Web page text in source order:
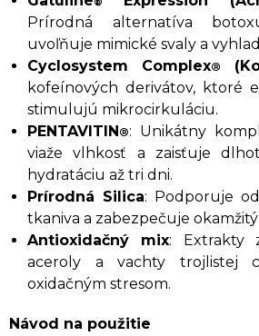
Prírodná alternatíva
uvoľňuje mimické svaly a
Cyclosystem Complex®
kofeínových derivátov, ktoré
stimulujú mikrocirkuláciu.
PENTAVITIN®: Unikátny
viaže vlhkosť a zaisťuje
hydratáciu až tri dni.
Prírodná Silica: Podporuje
tkaniva a zabezpečuje
Antioxidačný mix: Extrakty
aceroly a vachty trojlistej
oxidačným stresom.
Návod na použitie